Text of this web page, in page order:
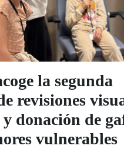
la segunda
revisiones
donación de
vulnerables